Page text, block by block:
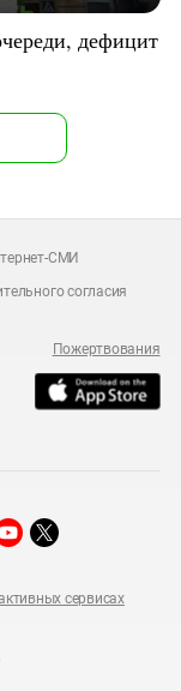
дефицит
СМИ
согласия
Пожертвования
сервисах